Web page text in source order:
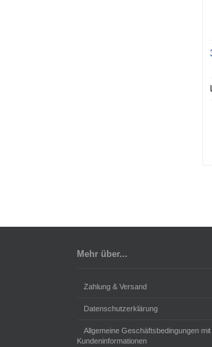
Mehr über...
Zahlung & Versand
Datenschutzerklärung
Allgemeine Geschäftsbedingungen mit
Kundeninformationen